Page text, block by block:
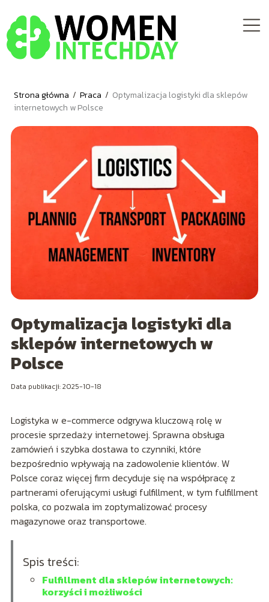
Strona główna / Praca / Optymalizacja logistyki dla sklepów
internetowych w Polsce
Optymalizacja logistyki dla
sklepów internetowych w
Polsce
Data publikacji: 2025-10-18
Logistyka w e-commerce odgrywa kluczową rolę w
procesie sprzedaży internetowej. Sprawna obsługa
zamówień i szybka dostawa to czynniki, które
bezpośrednio wpływają na zadowolenie klientów. W
Polsce coraz więcej firm decyduje się na współpracę z
partnerami oferującymi usługi fulfillment, w tym fulfillment
polska, co pozwala im zoptymalizować procesy
magazynowe oraz transportowe.
Spis treści:
Fulfillment dla sklepów internetowych:
korzyści i możliwości